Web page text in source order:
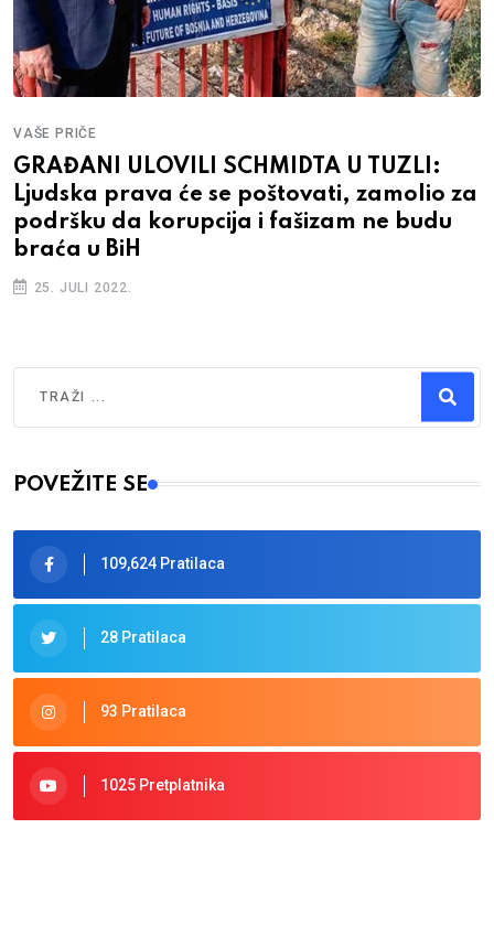
VAŠE PRIČE
GRAĐANI ULOVILI SCHMIDTA U TUZLI:
Ljudska prava će se poštovati, zamolio za
podršku da korupcija i fašizam ne budu
braća u BiH
25. JULI 2022.
Type 2 or more characters for results.
POVEŽITE SE
109,624 Pratilaca
28 Pratilaca
93 Pratilaca
1025 Pretplatnika